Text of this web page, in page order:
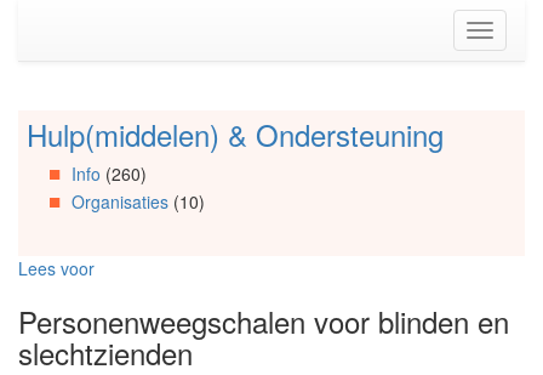
(Accesskey
Toggle
Spring
Artikels
Spring
Spring
Organisaties
Spring
Hulp(middelen) & Ondersteuning
Info (260)
Organisaties(10)
Lees voor
Personenweegschalen voor blinden en
slechtzienden